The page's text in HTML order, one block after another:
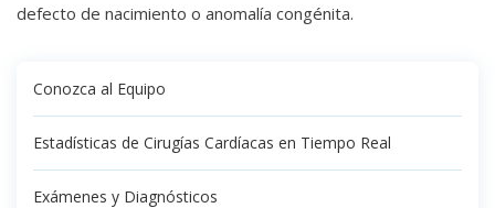
defecto de nacimiento o anomalía congénita.
Conozca al Equipo
Estadísticas de Cirugías Cardíacas en Tiempo Real
Exámenes y Diagnósticos